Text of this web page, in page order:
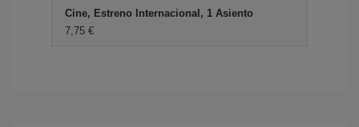
Cine, Estreno Internacional, 1 Asiento
7,75 €